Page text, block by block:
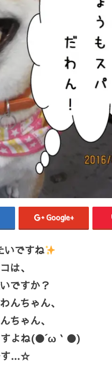
Google+
いですね
は、
ですか？
んちゃん、
ちゃん、
すよね(●´ω｀●)
す…☆